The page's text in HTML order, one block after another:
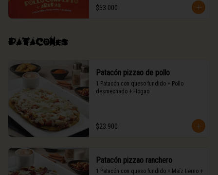
$53.000
Patacones
Patacón pizzao de pollo
1 Patacón con queso fundido + Pollo
desmechado + Hogao
$23.900
Patacón pizzao ranchero
1 Patacón con queso fundido + Maíz tierno +